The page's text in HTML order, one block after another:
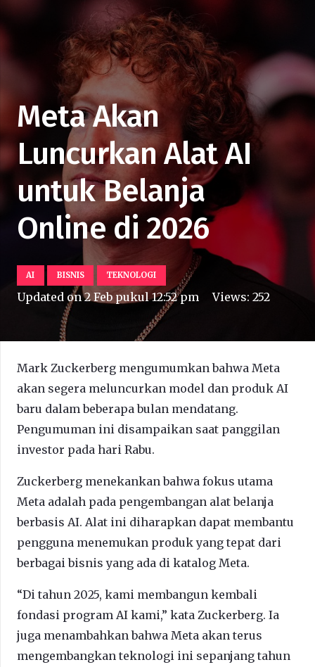
Meta Akan
Luncurkan Alat AI
untuk Belanja
Online di 2026
AI BISNIS TEKNOLOGI
Updated on2 Feb pukul 12:52 pm Views:252
Mark Zuckerberg mengumumkan bahwa Meta
akan segera meluncurkan model dan produk AI
baru dalam beberapa bulan mendatang.
Pengumuman ini disampaikan saat panggilan
investor pada hari Rabu.
Zuckerberg menekankan bahwa fokus utama
Meta adalah pada pengembangan alat belanja
berbasis AI. Alat ini diharapkan dapat membantu
pengguna menemukan produk yang tepat dari
berbagai bisnis yang ada di katalog Meta.
“Di tahun 2025, kami membangun kembali
fondasi program AI kami,” kata Zuckerberg. Ia
juga menambahkan bahwa Meta akan terus
mengembangkan teknologi ini sepanjang tahun